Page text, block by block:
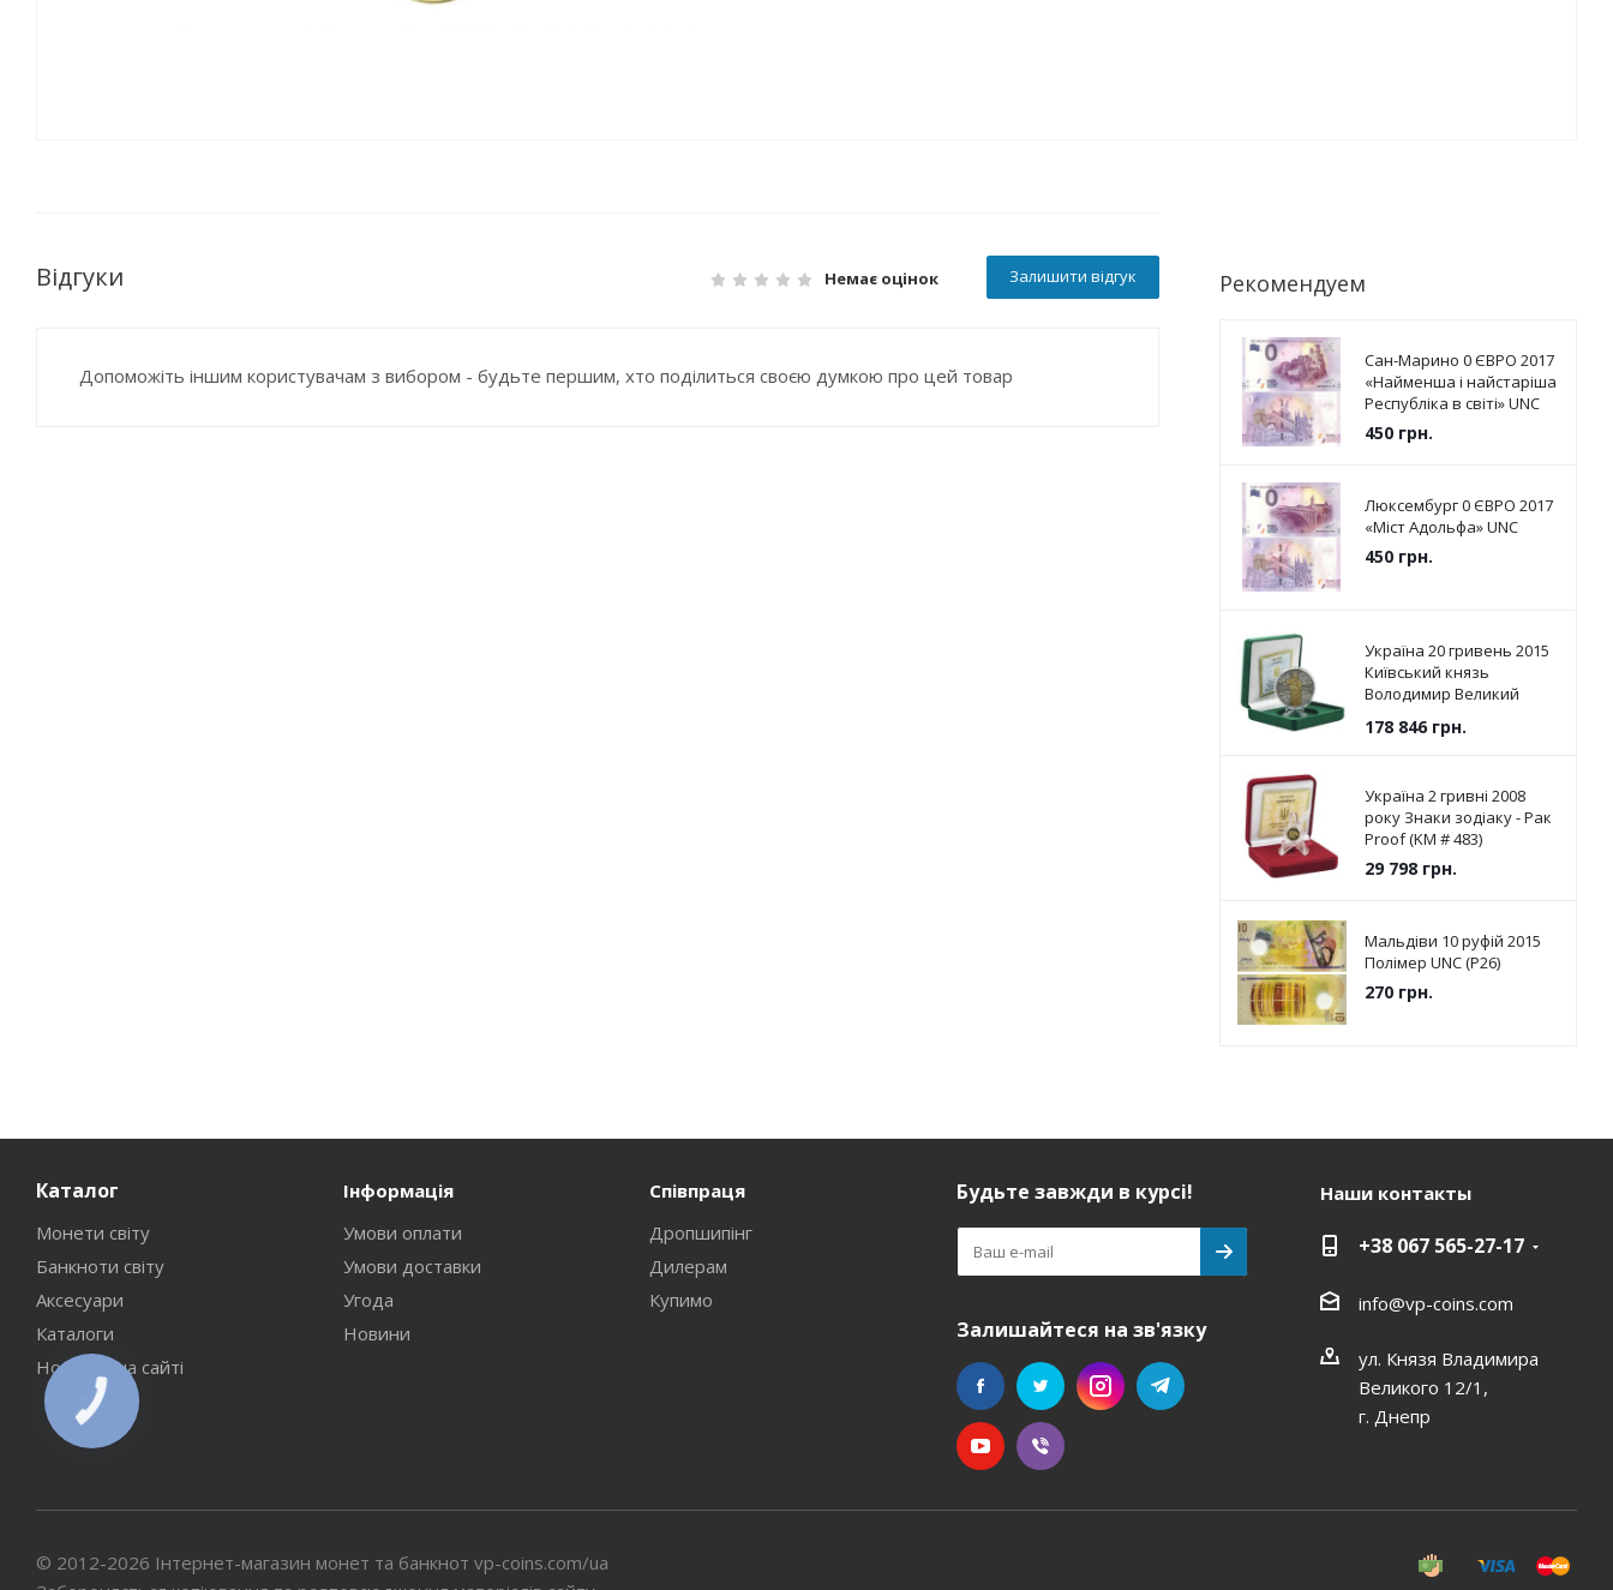
Відгуки Немає оцінок Залишити відгук
Допоможіть іншим користувачам з вибором - будьте першим, хто поділиться своєю думкою про цей товар
Рекомендуем
Сан-Марино 0 ЄВРО 2017
«Найменша і найстаріша
Республіка в світі» UNC
450грн.
Люксембург 0 ЄВРО 2017
«Міст Адольфа» UNC
450грн.
Україна 20 гривень 2015
Київський князь
Володимир Великий
178 846грн.
Україна 2 гривні 2008
року Знаки зодіаку - Рак
Proof (KM # 483)
29 798грн.
Мальдіви 10 руфій 2015
Полімер UNC (P26)
270грн.
Каталог
Монети світу
Банкноти світу
Аксесуари
Каталоги
Новинки на сайті
Інформація
Умови оплати
Умови доставки
Угода
Новини
Співпраця
Дропшипінг
Дилерам
Купимо
Будьте завжди в курсі!
Залишайтеся на зв'язку
Наши контакты
+38 067 565-27-17
info@vp-coins.com
ул. Князя Владимира
Великого 12/1,
г. Днепр
© 2012-2026 Інтернет-магазин монет та банкнот vp-coins.com/ua
КНОПКА
СВЯЗИ